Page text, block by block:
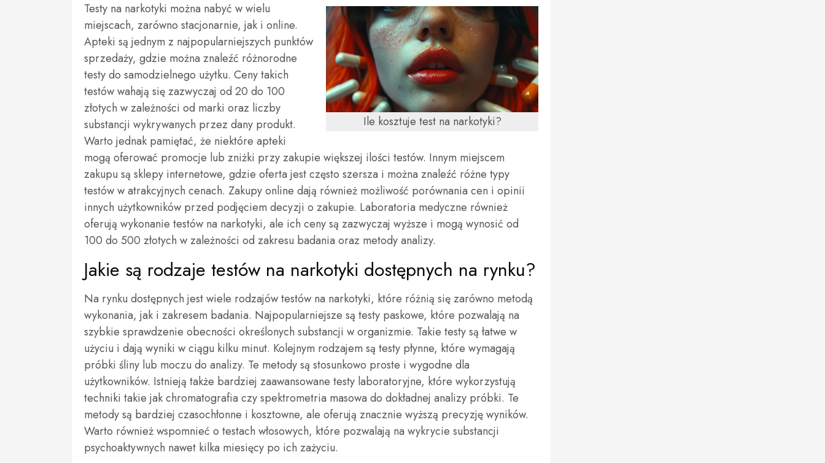
Ile kosztuje test na narkotyki?
Testy na narkotyki można nabyć w wielu
miejscach, zarówno stacjonarnie, jak i online.
Apteki są jednym z najpopularniejszych punktów
sprzedaży, gdzie można znaleźć różnorodne
testy do samodzielnego użytku. Ceny takich
testów wahają się zazwyczaj od 20 do 100
złotych w zależności od marki oraz liczby
substancji wykrywanych przez dany produkt.
Warto jednak pamiętać, że niektóre apteki
mogą oferować promocje lub zniżki przy zakupie większej ilości testów. Innym miejscem
zakupu są sklepy internetowe, gdzie oferta jest często szersza i można znaleźć różne typy
testów w atrakcyjnych cenach. Zakupy online dają również możliwość porównania cen i opinii
innych użytkowników przed podjęciem decyzji o zakupie. Laboratoria medyczne również
oferują wykonanie testów na narkotyki, ale ich ceny są zazwyczaj wyższe i mogą wynosić od
100 do 500 złotych w zależności od zakresu badania oraz metody analizy.
Jakie są rodzaje testów na narkotyki dostępnych na rynku?
Na rynku dostępnych jest wiele rodzajów testów na narkotyki, które różnią się zarówno metodą
wykonania, jak i zakresem badania. Najpopularniejsze są testy paskowe, które pozwalają na
szybkie sprawdzenie obecności określonych substancji w organizmie. Takie testy są łatwe w
użyciu i dają wyniki w ciągu kilku minut. Kolejnym rodzajem są testy płynne, które wymagają
próbki śliny lub moczu do analizy. Te metody są stosunkowo proste i wygodne dla
użytkowników. Istnieją także bardziej zaawansowane testy laboratoryjne, które wykorzystują
techniki takie jak chromatografia czy spektrometria masowa do dokładnej analizy próbki. Te
metody są bardziej czasochłonne i kosztowne, ale oferują znacznie wyższą precyzję wyników.
Warto również wspomnieć o testach włosowych, które pozwalają na wykrycie substancji
psychoaktywnych nawet kilka miesięcy po ich zażyciu.